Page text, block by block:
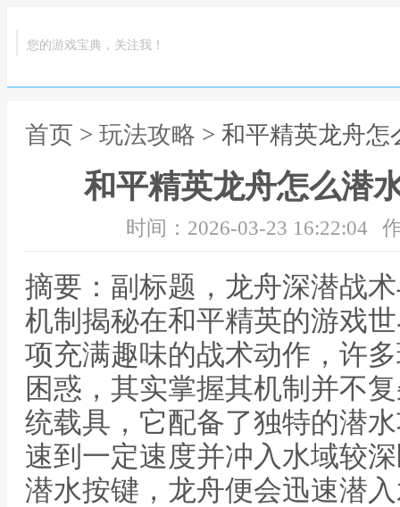
您的游戏宝典，关注我！
首页 > 玩法攻略 > 和平精英龙舟
和平精英龙舟怎么潜
时间：2026-03-23 16:22:04
摘要：副标题，龙舟深潜战
机制揭秘在和平精英的游戏
项充满趣味的战术动作，许
困惑，其实掌握其机制并不
统载具，它配备了独特的潜
速到一定速度并冲入水域较
潜水按键，龙舟便会迅速潜